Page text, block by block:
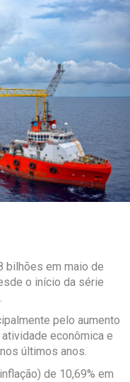
bilhões em maio de
o início da série
pelo aumento
econômica e
últimos anos.
de 10,69% em